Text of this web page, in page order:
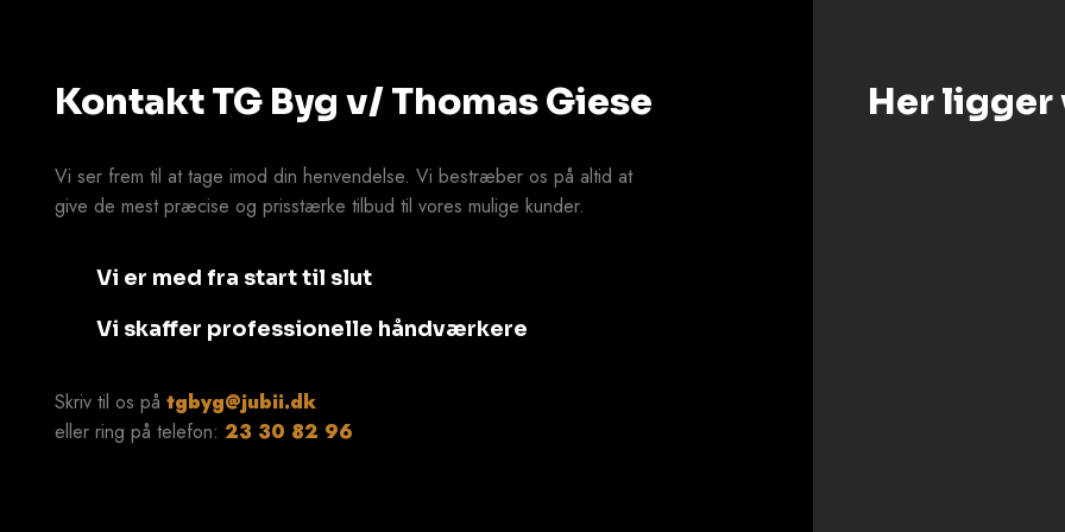
Kontakt TG Byg v/ Thomas Giese
Vi ser frem til at tage imod din henvendelse. Vi bestræber os på altid at
give de mest præcise og prisstærke tilbud til vores mulige kunder.
Vi er med fra start til slut
Vi skaffer professionelle håndværkere
Skriv til os påtgbyg@jubii.dk
eller ring på telefon: ​23 30 82 96
Her ligger